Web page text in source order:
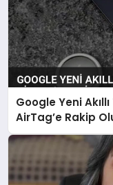
Google Yeni
AirTag’e Rakip